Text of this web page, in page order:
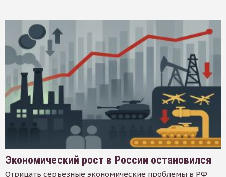
Экономический рост в России остановился
Отрицать серьезные экономические проблемы в РФ